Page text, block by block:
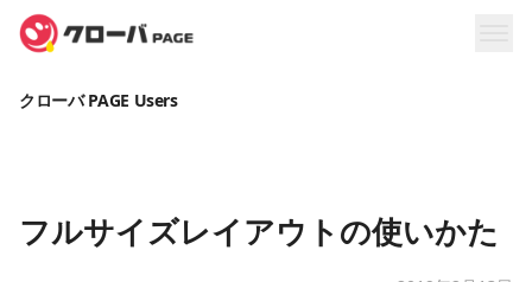
クローバ PAGE Users
フルサイズレイアウトの使いかた